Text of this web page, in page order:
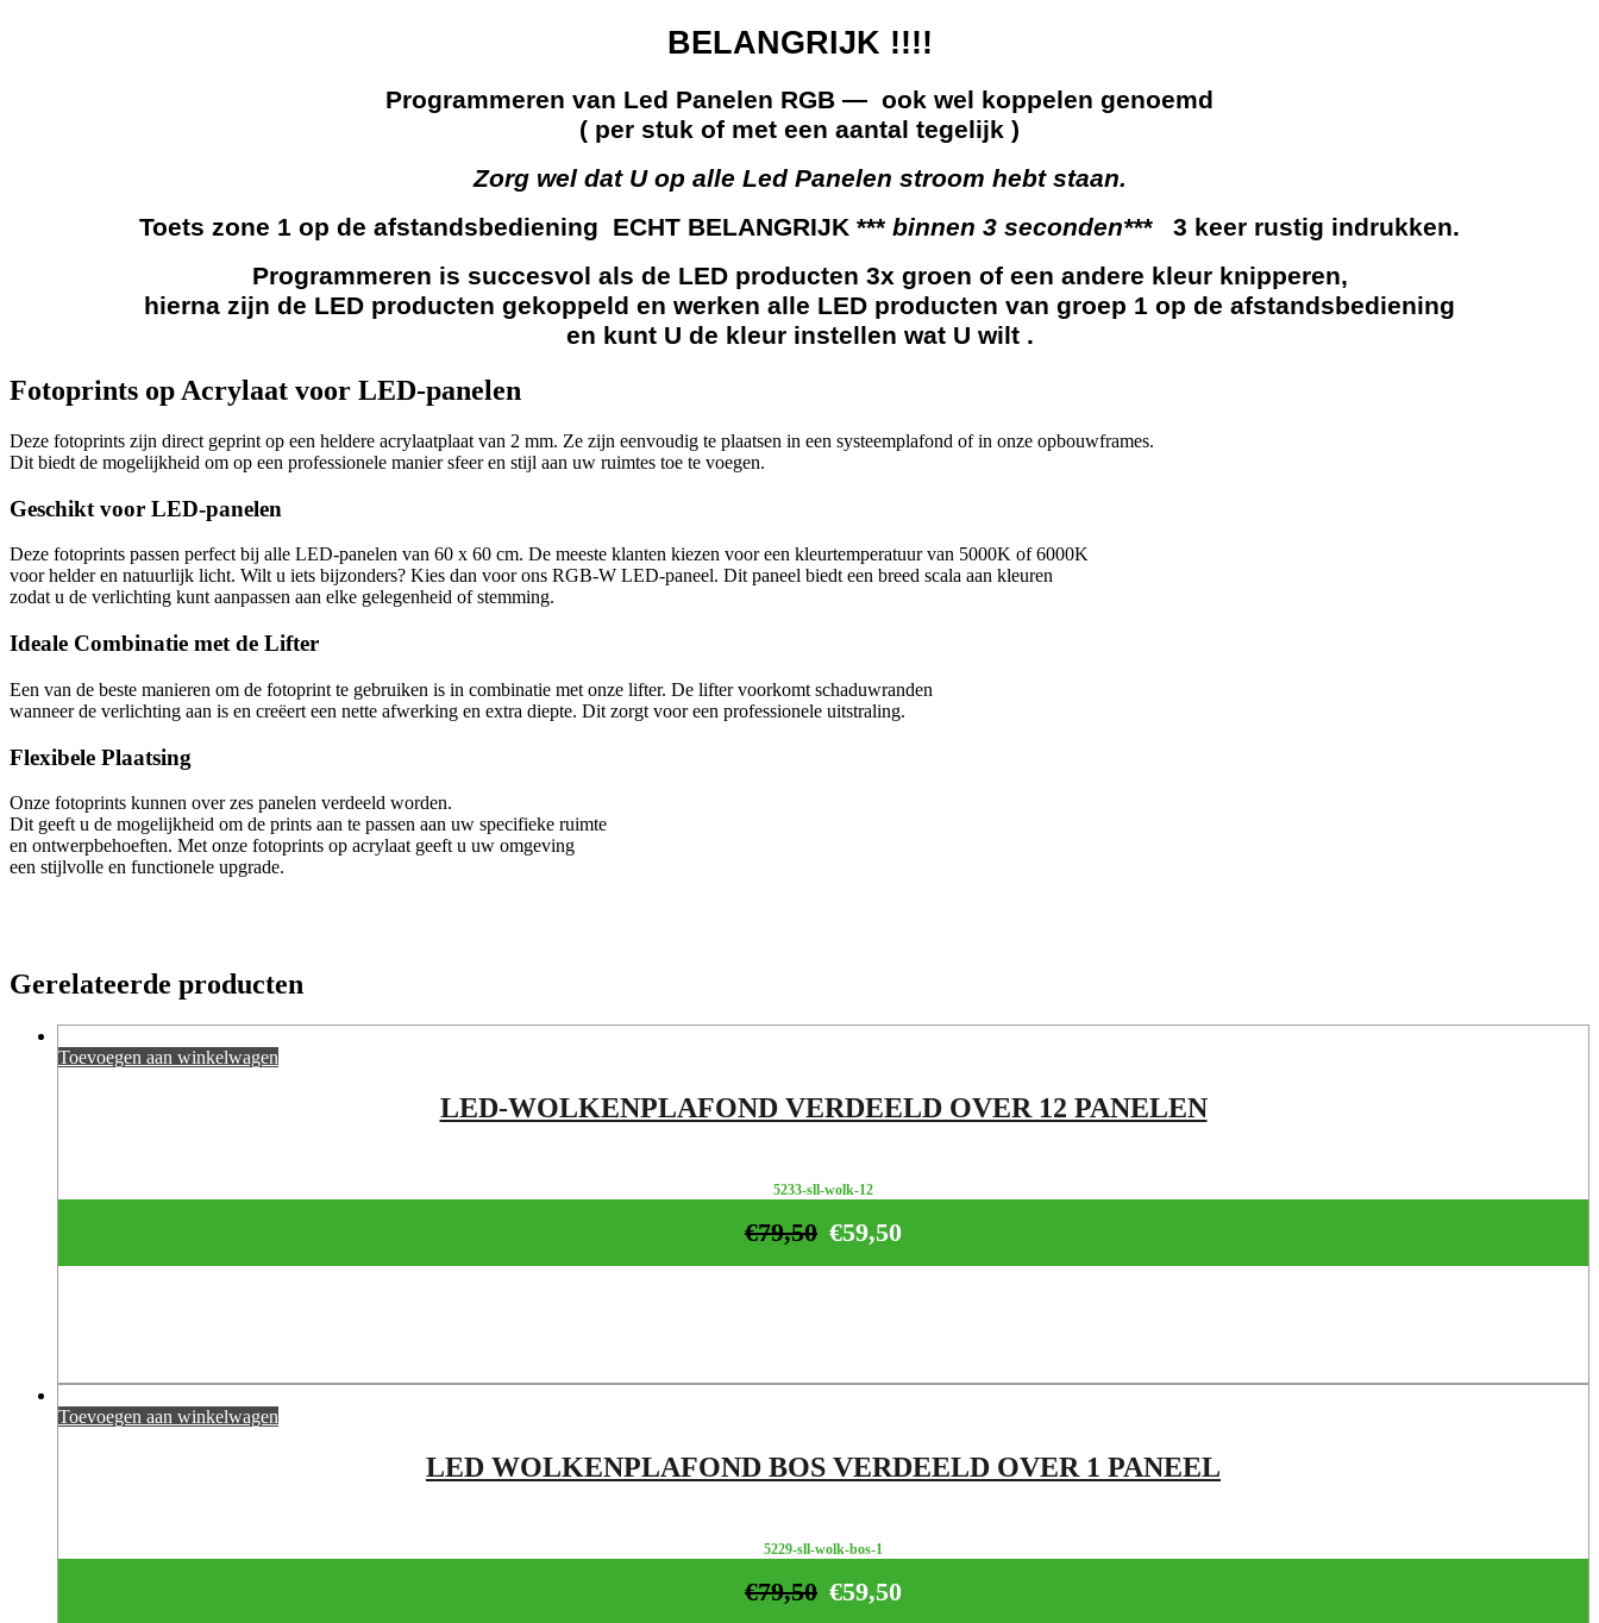
BELANGRIJK !!!!
Programmeren van Led Panelen RGB — ook wel koppelen genoemd
( per stuk of met een aantal tegelijk )
Zorg wel dat U op alle Led Panelen stroom hebt staan.
Toets zone 1 op de afstandsbediening ECHT BELANGRIJK *** binnen 3 seconden***
3 keer rustig indrukken.
Programmeren is succesvol als de LED producten 3x groen of een andere kleur knipperen,
hierna zijn de LED producten gekoppeld en werken alle LED producten van groep 1 op de afstandsbediening
en kunt U de kleur instellen wat U wilt .
Fotoprints op Acrylaat voor LED-panelen
Deze fotoprints zijn direct geprint op een heldere acrylaatplaat van 2 mm. Ze zijn eenvoudig te plaatsen in een systeemplafond of in onze opbouwframes.
Dit biedt de mogelijkheid om op een professionele manier sfeer en stijl aan uw ruimtes toe te voegen.
Geschikt voor LED-panelen
Deze fotoprints passen perfect bij alle LED-panelen van 60 x 60 cm. De meeste klanten kiezen voor een kleurtemperatuur van 5000K of 6000K
voor helder en natuurlijk licht. Wilt u iets bijzonders? Kies dan voor ons RGB-W LED-paneel. Dit paneel biedt een breed scala aan kleuren
zodat u de verlichting kunt aanpassen aan elke gelegenheid of stemming.
Ideale Combinatie met de Lifter
Een van de beste manieren om de fotoprint te gebruiken is in combinatie met onze lifter. De lifter voorkomt schaduwranden
wanneer de verlichting aan is en creëert een nette afwerking en extra diepte. Dit zorgt voor een professionele uitstraling.
Flexibele Plaatsing
Onze fotoprints kunnen over zes panelen verdeeld worden.
Dit geeft u de mogelijkheid om de prints aan te passen aan uw specifieke ruimte
en ontwerpbehoeften. Met onze fotoprints op acrylaat geeft u uw omgeving
een stijlvolle en functionele upgrade.
Gerelateerde producten
Toevoegen aan winkelwagen
LED-WOLKENPLAFOND VERDEELD OVER 12 PANELEN
5233-sll-wolk-12
€59,50
€79,50
Toevoegen aan winkelwagen
LED WOLKENPLAFOND BOS VERDEELD OVER 1 PANEEL
5229-sll-wolk-bos-1
€59,50
€79,50